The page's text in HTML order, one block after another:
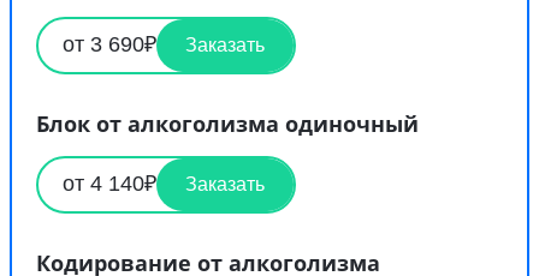
от 3 690₽ Заказать
Блок от алкоголизма одиночный
от 4 140₽ Заказать
Кодирование от алкоголизма